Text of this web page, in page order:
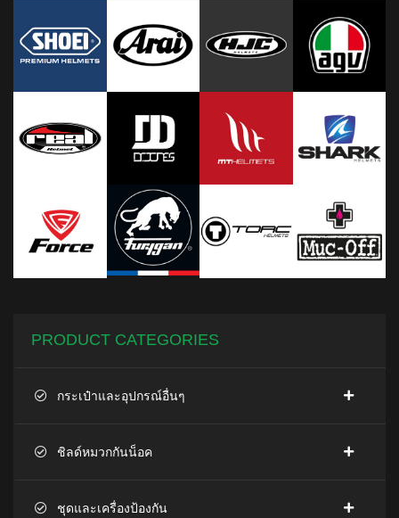
PRODUCT CATEGORIES
กระเป๋าและอุปกรณ์อื่นๆ
ชิลด์หมวกกันน็อค
ชุดและเครื่องป้องกัน